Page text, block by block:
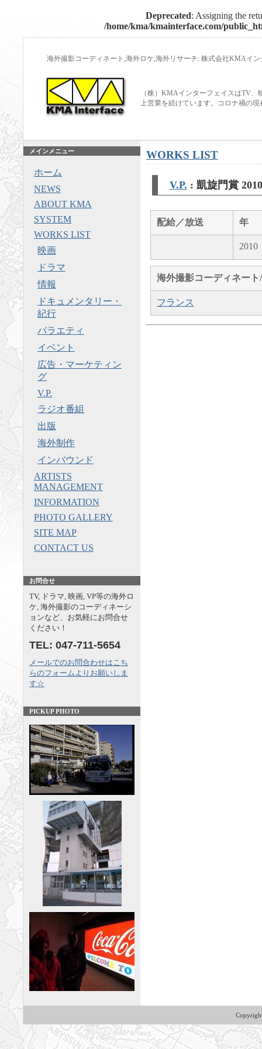
Deprecated: Assigning the
/home/kma/kmainterface.com/
海外撮影コーディネート,海外ロケ,海外リサーチ: 株式会社KMAイ
（株）KMAインターフェイスはTV
上営業を続けています。コロナ禍の
WORKS LIST
V.P. : 凱旋門賞 2010
配給／放送 年
2010
海外撮影コーディネー
フランス
メインメニュー
ホーム
NEWS
ABOUT KMA
SYSTEM
WORKS LIST
映画
ドラマ
情報
ドキュメンタリー・
紀行
バラエティ
イベント
広告・マーケティン
グ
V.P.
ラジオ番組
出版
海外制作
インバウンド
ARTISTS
MANAGEMENT
INFORMATION
PHOTO GALLERY
SITE MAP
CONTACT US
お問合せ
TV, ドラマ, 映画, VP等の海外ロ
ケ, 海外撮影のコーディネーシ
ョンなど、お気軽にお問合せ
ください！
TEL: 047-711-5654
メールでのお問合わせはこち
らのフォームよりお願いしま
す☆
PICKUP PHOTO